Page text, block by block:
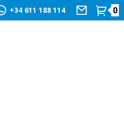
+34 611 188 114 0